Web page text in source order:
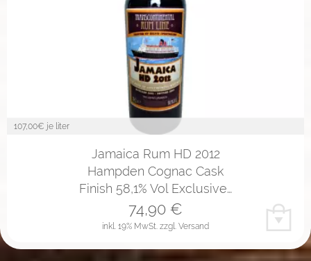
107,00€ je liter
Jamaica Rum HD 2012
Hampden Cognac Cask
Finish 58,1% Vol Exclusive…
inkl. 19% MwSt. zzgl. Versand
74,90 €